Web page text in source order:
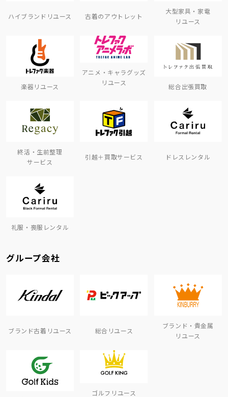
ハイブランドリユース 古着のアウトレット
大型家具・家電
リユース
楽器リユース
アニメ・キャラグッズ
リユース
総合出張買取
終活・生前整理
サービス
引越＋買取サービス ドレスレンタル
礼服・喪服レンタル
グループ会社
ブランド古着リユース 総合リユース
ブランド・貴金属
リユース
ゴルフリユース